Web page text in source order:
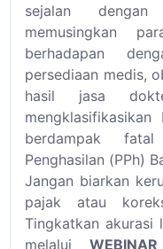
sejalan
memusingkan
berhadapan
persediaan medis,
hasil jasa
berdampak
Penghasilan (PPh)
Jangan biarkan
pajak atau
Tingkatkan akurasi
melalui